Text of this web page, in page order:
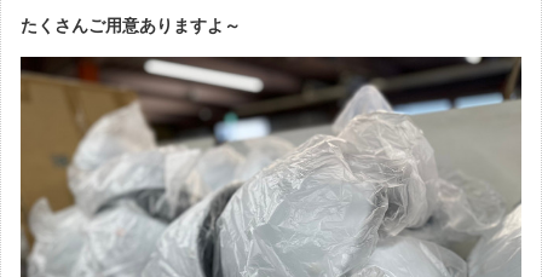
たくさんご用意ありますよ～